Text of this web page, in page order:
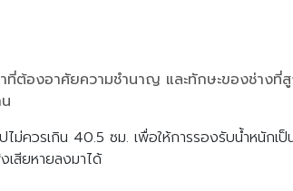
ที่ต้องอาศัยความชำนาญ และทักษะของช่าง
ไม่ควรเกิน 40.5 ซม. เพื่อให้การรองรับน้ำหนักเป็
เสียหายลงมาได้